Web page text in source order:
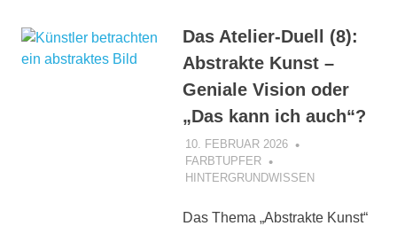
Das Atelier-Duell (8):
Abstrakte Kunst –
Geniale Vision oder
„Das kann ich auch“?
10. FEBRUAR 2026
FARBTUPFER
HINTERGRUNDWISSEN
Das Thema „Abstrakte Kunst“